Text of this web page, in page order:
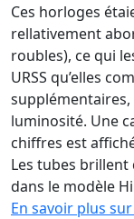
Ces horloges
rellativement
roubles), ce qui
URSS qu’elles
supplémentaires,
luminosité. Une
chiffres est
Les tubes brillent
dans le modèle
En savoir plus